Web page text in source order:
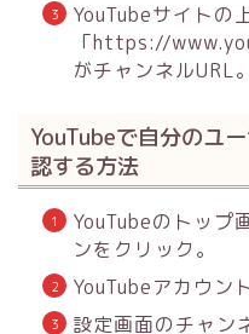
YouTubeサイトの
「https://
がチャンネルURL。
YouTubeで自分のユ
認する方法
YouTubeのトップ
ンをクリック。
YouTubeアカウン
設定画面のチャン